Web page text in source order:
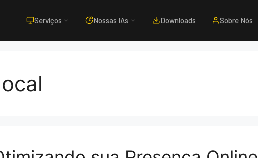
Serviços Nossas IAs Downloads Sobre Nós